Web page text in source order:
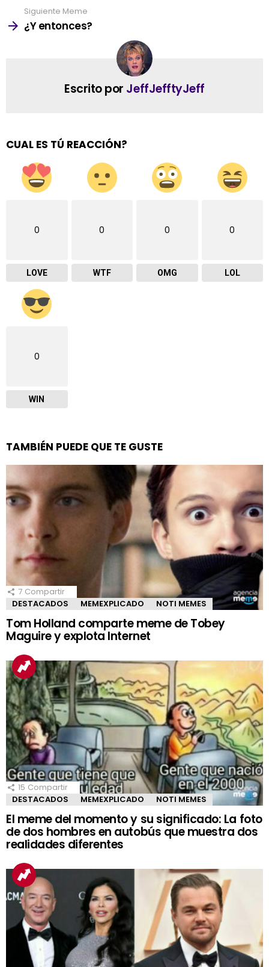
Siguiente Meme
¿Y entonces?
Escrito por JeffJefftyJeff
CUAL ES TÚ REACCIÓN?
0
LOVE
0
WTF
0
OMG
0
LOL
0
WIN
TAMBIÉN PUEDE QUE TE GUSTE
7 Compartir
DESTACADOS
MEMEXPLICADO NOTI MEMES
Tom Holland comparte meme de Tobey
Maguire y explota Internet
15 Compartir
DESTACADOS
MEMEXPLICADO NOTI MEMES
El meme del momento y su significado: La foto
de dos hombres en autobús que muestra dos
realidades diferentes